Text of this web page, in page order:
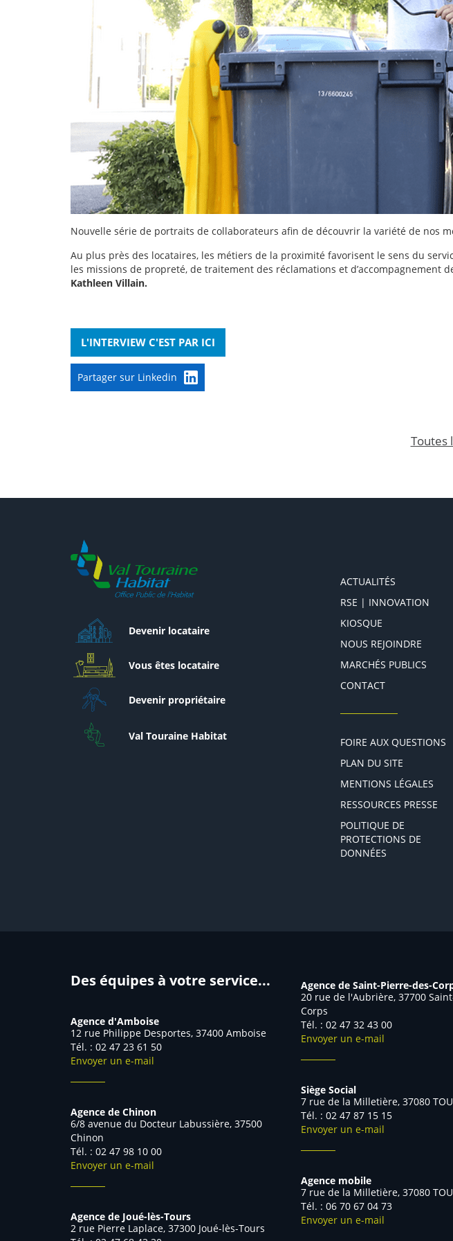
Nouvelle série de portraits de collaborateurs afin de découvrir la variété de nos
Au plus près des locataires, les métiers de la proximité favorisent le sens du
les missions de propreté, de traitement des réclamations et d’accompagnement
Kathleen Villain.
L'INTERVIEW C'EST PAR ICI
Partager sur Linkedin
Toutes
Devenir locataire
Vous êtes locataire
Devenir propriétaire
Val Touraine Habitat
ACTUALITÉS
RSE | INNOVATION
KIOSQUE
NOUS REJOINDRE
MARCHÉS PUBLICS
CONTACT
FOIRE AUX QUESTIONS
PLAN DU SITE
MENTIONS LÉGALES
RESSOURCES PRESSE
POLITIQUE DE
PROTECTIONS DE
DONNÉES
Des équipes à votre service...
Agence d'Amboise
12 rue Philippe Desportes, 37400 Amboise
Tél. : 02 47 23 61 50
Envoyer un e-mail
Agence de Chinon
6/8 avenue du Docteur Labussière, 37500
Chinon
Tél. : 02 47 98 10 00
Envoyer un e-mail
Agence de Joué-lès-Tours
2 rue Pierre Laplace, 37300 Joué-lès-Tours
Agence de Saint-Pierre-des-
20 rue de l'Aubrière, 37700
Corps
Tél. : 02 47 32 43 00
Envoyer un e-mail
Siège Social
7 rue de la Milletière, 37080
Tél. : 02 47 87 15 15
Envoyer un e-mail
Agence mobile
7 rue de la Milletière, 37080
Tél. : 06 70 67 04 73
Envoyer un e-mail